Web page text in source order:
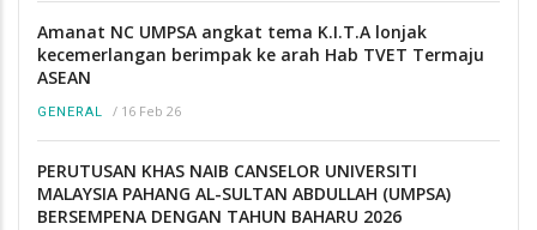
Amanat NC UMPSA angkat tema K.I.T.A lonjak
kecemerlangan berimpak ke arah Hab TVET Termaju
ASEAN
GENERAL / 16 Feb 26
PERUTUSAN KHAS NAIB CANSELOR UNIVERSITI
MALAYSIA PAHANG AL-SULTAN ABDULLAH (UMPSA)
BERSEMPENA DENGAN TAHUN BAHARU 2026